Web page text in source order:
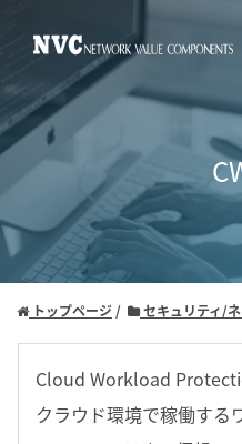
トップページ セキュリティ/
Cloud Workload
クラウド環境で稼働する